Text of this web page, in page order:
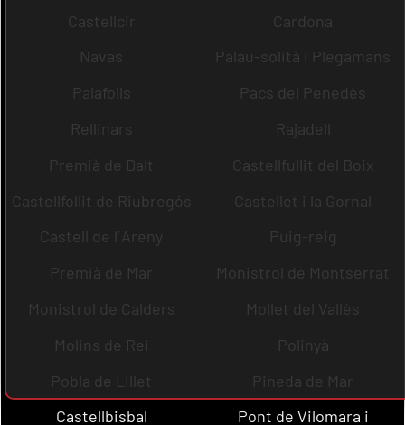
Castellcir
Cardona
Navas
Palau-solità i Plegamans
Palafolls
Pacs del Penedès
Rellinars
Rajadell
Premià de Dalt
Castellfullit del Boix
Castellfollit de Riubregós
Castellet i la Gornal
Castell de l´Areny
Puig-reig
Premià de Mar
Monistrol de Montserrat
Monistrol de Calders
Mollet del Vallès
Molins de Rei
Polinyà
Pobla de Lillet
Pineda de Mar
Castellbisbal
Pont de Vilomara i